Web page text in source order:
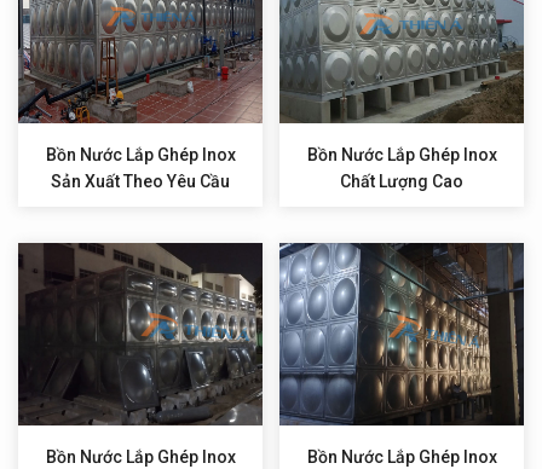
Bồn Nước Lắp Ghép Inox
Sản Xuất Theo Yêu Cầu
Bồn Nước Lắp Ghép Inox
Chất Lượng Cao
Bồn Nước Lắp Ghép Inox
Bồn Nước Lắp Ghép Inox